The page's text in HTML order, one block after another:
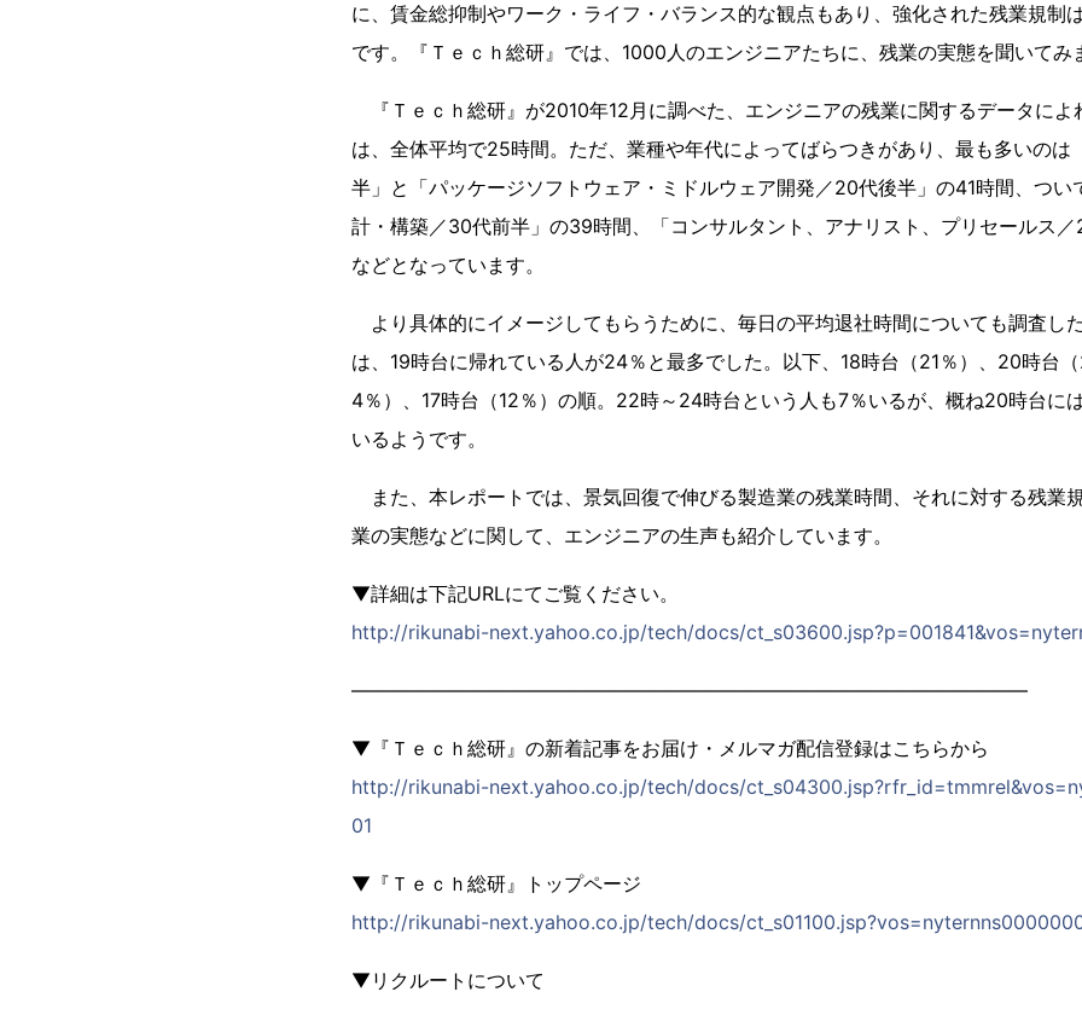
に、賃金総抑制やワーク・ライフ・バランス的な観点もあり、強化された残業規制
です。『Ｔｅｃｈ総研』では、1000人のエンジニアたちに、残業の実態を聞いてみ
『Ｔｅｃｈ総研』が2010年12月に調べた、エンジニアの残業に関するデータによ
は、全体平均で25時間。ただ、業種や年代によってばらつきがあり、最も多いのは
半」と「パッケージソフトウェア・ミドルウェア開発／20代後半」の41時間、つい
計・構築／30代前半」の39時間、「コンサルタント、アナリスト、プリセールス
などとなっています。
より具体的にイメージしてもらうために、毎日の平均退社時間についても調査し
は、19時台に帰れている人が24％と最多でした。以下、18時台（21％）、20時台
4％）、17時台（12％）の順。22時～24時台という人も7％いるが、概ね20時台に
いるようです。
また、本レポートでは、景気回復で伸びる製造業の残業時間、それに対する残業
業の実態などに関して、エンジニアの生声も紹介しています。
▼詳細は下記URLにてご覧ください。
http://rikunabi-next.yahoo.co.jp/tech/docs/
―――――――――――――――――――――――――――――――――――
▼『Ｔｅｃｈ総研』の新着記事をお届け・メルマガ配信登録はこちらから
http://rikunabi-next.yahoo.co.jp/tech/docs/
01
▼『Ｔｅｃｈ総研』トップページ
http://rikunabi-next.yahoo.co.jp/tech/docs/
▼リクルートについて